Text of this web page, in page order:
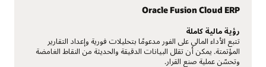
Oracle Fusion Cloud ERP
رؤية مالية كاملة
تتبع الأداء المالي على الفور مدعومًا بتحليلات فورية وإعداد التقارير
المؤتمتة. يمكن أن تقلل البيانات الدقيقة والحديثة من النقاط الغامضة
وتحسّن عملية صنع القرار.